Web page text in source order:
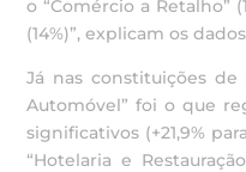
o “Comércio a Retalho”
(14%)”, explicam os
Já nas constituições de
Automóvel” foi o que
significativos (+21,9%
“Hotelaria e